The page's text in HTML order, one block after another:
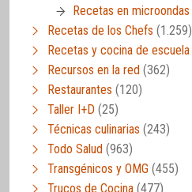
Recetas en microondas
Recetas de los Chefs (1.259)
Recetas y cocina de escuela
Recursos en la red (362)
Restaurantes (120)
Taller I+D (25)
Técnicas culinarias (243)
Todo Salud (963)
Transgénicos y OMG (455)
Trucos de Cocina (477)